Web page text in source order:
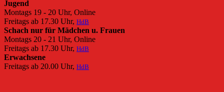
Jugend
Montags 19 - 20 Uhr, Online
Freitags ab 17.30 Uhr, HdB
Schach nur für Mädchen u. Frauen
Montags 20 - 21 Uhr, Online
Freitags ab 17.30 Uhr, HdB
Erwachsene
Freitags ab 20.00 Uhr, HdB